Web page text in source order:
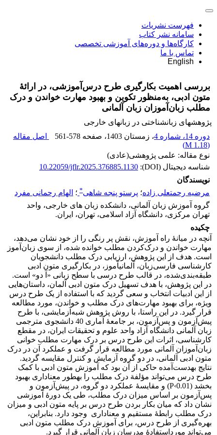
فهرست نشریات
سامانه نشر کتاب
کارگاه‌ها و دوره‌های آموزشی تخصصی
تماس با ما
English
بررسی اهمیت بکارگیری طرح درس‌آموزشی، در ارائۀ
متون ادبی، به‌منظور تکوین و بهبود مهارت خواندن و درک
مطلب زبان‌آموزان زبان آلمانی
پژوهشهای زبانشناختی در زبانهای خارجی
دوره 14، شماره 4
، زمستان 1403 ، صفحه 561-578
اصل مقاله
(
1.18 M
)
نوع مقاله: علمی پژوهشی(عادی)
شناسه دیجیتال (DOI):
10.22059/jflr.2025.376885.1130
نویسندگان
مرضیه رحمتعلی زاده؛ پرستو پنجه شاهی* ؛ الهام رحمانی مفرد
گروه آموزش زبان آلمانی، دانشکده زبان های خارجی، واحد
تهران مرکزی، دانشگاه آزاد اسلامی، تهران، ایران.
چکیده
آنچه در میانۀ راه آموزش، نقش پر رنگی را از خود نشان می‌دهد،
مهارت خواندن و درک‌کردن مطلب خوانده شده، از سوی زبان‌آموز
است. هدف از این پژوهش، ارزیابی درک مطلب دانشجویان
کارشناسی فارسی‌زبان، آلمانی­آموز، در بکارگیری متون ادبی
طبقه‌بندی‌شده، در قالب طرح درسی با سطح زبانی «آ دو» است.
در این پژوهش، با هدف تسهیل درک متون ادبی آلمان، داستان‌هایی
از این ادبیات انتخاب و سعی گردید که با استفاده از یک طرح درس
ویژه، برای بهبود مهارت‌های درک مطلب و خواندن، مورد مطالعه
قرار گیرد. در این راستا، با روش پژوهش شبه‌آزمایشی، با طرح
پیش‌آزمون و پس‌آزمون، بر جامعۀ آماری 40 دانشجوی مترجمی
زبان آلمانی دانشگاه آزاد واحد علوم و تحقیقات ایران، در مقطع
کارشناسی، اثرات این طرح درس بر درک مهارت مطلب خوانی
زبان‌آموزان آلمانی مورد مطالعه قرار گرفت و عملکرد آن در درک
متون ادبی آلمانی، در دو گروه آزمایش و کنترل مقایسه گردید.
نتایج به­دست‌آمده حاکی از آن بود که آموزش متون ادبی با کمک
طرح درس می‌تواند مؤلفة درک مطلب را به­طور معناداری بهبود
بخشد (P‹0.01) و مقایسۀ عملکرد دو گروه، در پیش‌آزمون و
پس‌آزمون بر اساس میزان درک مطلب، طی یک دورۀ آموزشی
نشان داد که میان بکار بردن طرح درس بر پایه متون ادبی و میزان
درک مطلب رابطۀ مستقیم و معناداری وجود دارد. بنابراین،
بهره‌گیری از طرح درس، برای آموزش درک مطلب متون ادبی
می‌تواند مورداستفادۀ مدرسان زبان آلمانی قرار گیرد.